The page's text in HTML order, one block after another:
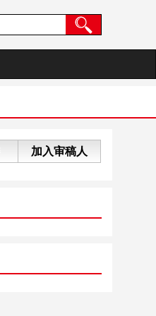
加入审稿人